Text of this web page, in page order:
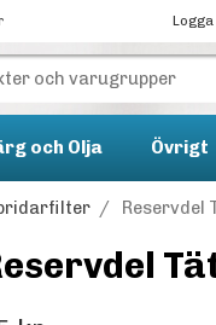
Logga
och Olja Övrigt
/ Reservdel